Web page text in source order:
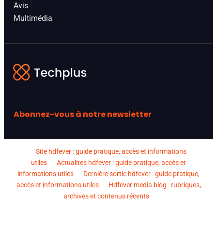
Avis
Multimédia
Abonnez-vous à notre newsletter
Site hdfever : guide pratique, accès et informations
utiles
Actualites hdfever : guide pratique, accès et
informations utiles
Dernière sortie hdfever : guide pratique,
accès et informations utiles
Hdfever media blog : rubriques,
archives et contenus récents